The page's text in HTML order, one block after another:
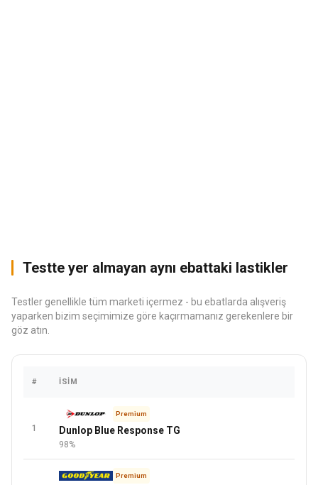
Testte yer almayan aynı ebattaki lastikler
Testler genellikle tüm marketi içermez - bu ebatlarda alışveriş
yaparken bizim seçimimize göre kaçırmamanız gerekenlere bir
göz atın.
# İSIM
1
Premium
Dunlop Blue Response TG
98%
Premium